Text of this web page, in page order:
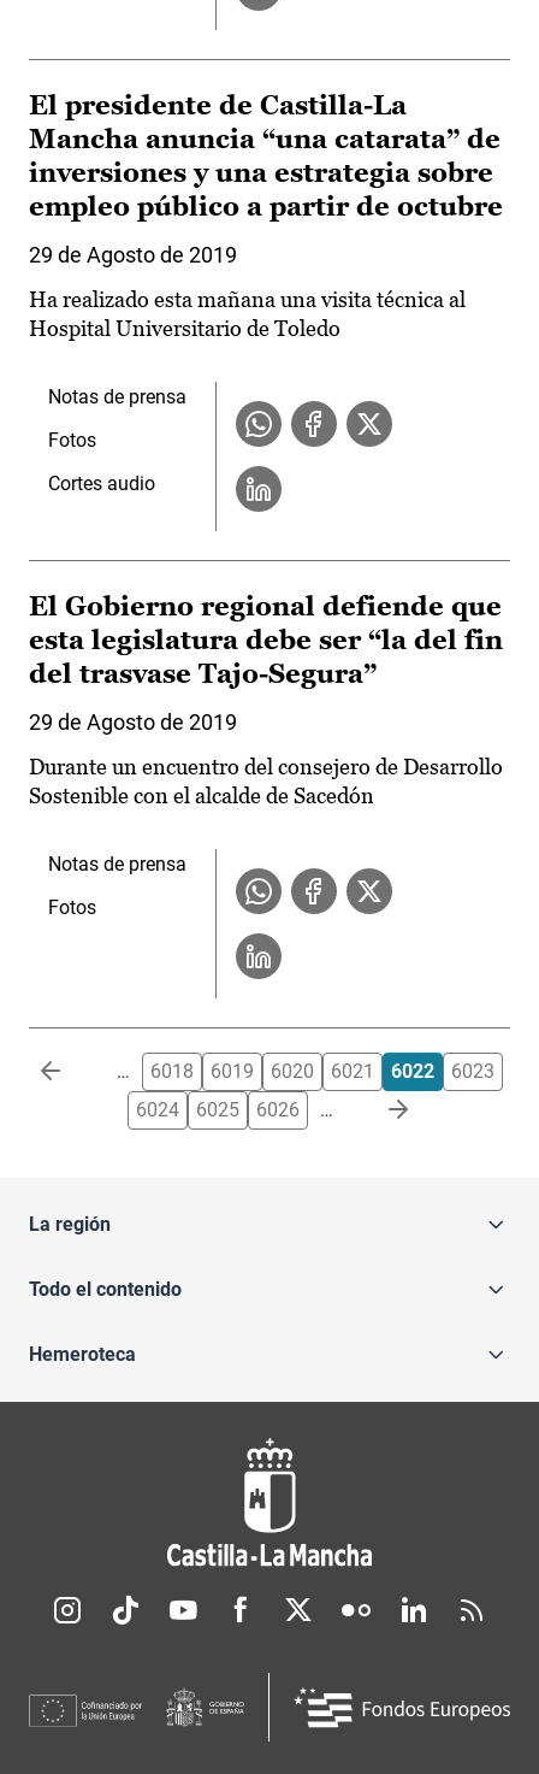
El presidente de Castilla-La
Mancha anuncia “una catarata” de
inversiones y una estrategia sobre
empleo público a partir de octubre
29 de Agosto de 2019
Ha realizado esta mañana una visita técnica al
Hospital Universitario de Toledo
Notas de prensa
Fotos
Cortes audio
El Gobierno regional defiende que
esta legislatura debe ser “la del fin
del trasvase Tajo-Segura”
29 de Agosto de 2019
Durante un encuentro del consejero de Desarrollo
Sostenible con el alcalde de Sacedón
Notas de prensa
Fotos
Paginación … 6018 6019 6020 6021 6022
6023
6024
6025 6026 …
La región
Todo el contenido
Hemeroteca
Redes sociales JCCM